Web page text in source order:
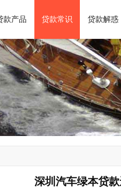
款产品 贷款常识 贷款解惑
深圳汽车绿本贷